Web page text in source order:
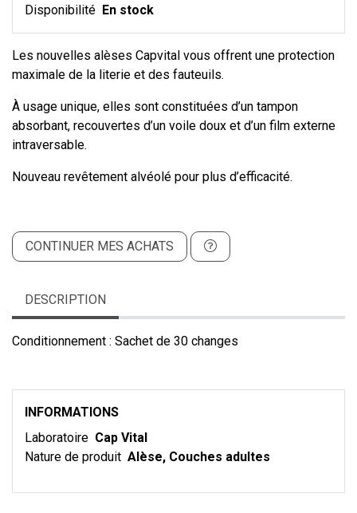
Disponibilité En stock
Les nouvelles alèses Capvital vous offrent une protection
maximale de la literie et des fauteuils.
À usage unique, elles sont constituées d’un tampon
absorbant, recouvertes d’un voile doux et d’un film externe
intraversable.
Nouveau revêtement alvéolé pour plus d’efficacité.
CONTINUER MES ACHATS
DESCRIPTION
Conditionnement : Sachet de 30 changes
INFORMATIONS
Laboratoire Cap Vital
Nature de produit Alèse, Couches adultes